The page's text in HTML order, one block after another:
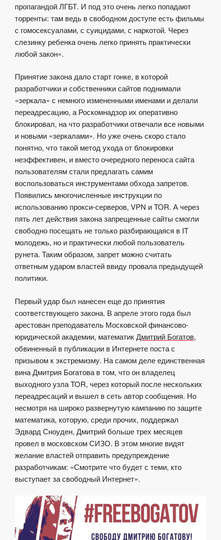
пропагандой ЛГБТ. И под это очень легко попадают
торренты: там ведь в свободном доступе есть фильмы
с гомосексуалами, с суицидами, с наркотой. Через
слезинку ребенка очень легко принять практически
любой закон».
Принятие закона дало старт гонке, в которой
разработчики и собственники сайтов поднимали
«зеркала» с немного измененными именами и делали
переадресацию, а Роскомнадзор их оперативно
блокировал, на что разработчики отвечали все новыми
и новыми «зеркалами». Но уже очень скоро стало
понятно, что такой метод ухода от блокировки
неэффективен, и вместо очередного переноса сайта
пользователям стали предлагать самим
воспользоваться инструментами обхода запретов.
Появились многочисленные инструкции по
использованию прокси-серверов, VPN и TOR. А через
пять лет действия закона запрещенные сайты смогли
свободно посещать не только разбирающаяся в IT
молодежь, но и практически любой пользователь
рунета. Таким образом, запрет можно считать
ответным ударом властей ввиду провала предыдущей
политики.
Первый удар был нанесен еще до принятия
соответствующего закона. В апреле этого года был
арестован преподаватель Московской финансово-
юридической академии, математикДмитрий Богатов,
обвиненный в публикации в Интернете поста с
призывом к экстремизму. На самом деле единственная
вина Дмитрия Богатова в том, что он владелец
выходного узла TOR, через который после нескольких
переадресаций и вышел в сеть автор сообщения. Но
несмотря на широко развернутую кампанию по защите
математика, которую, среди прочих, поддержал
Эдвард Сноуден, Дмитрий больше трех месяцев
провел в московском СИЗО. В этом многие видят
желание властей отправить предупреждение
разработчикам: «Смотрите что будет с теми, кто
выступает за свободный Интернет».